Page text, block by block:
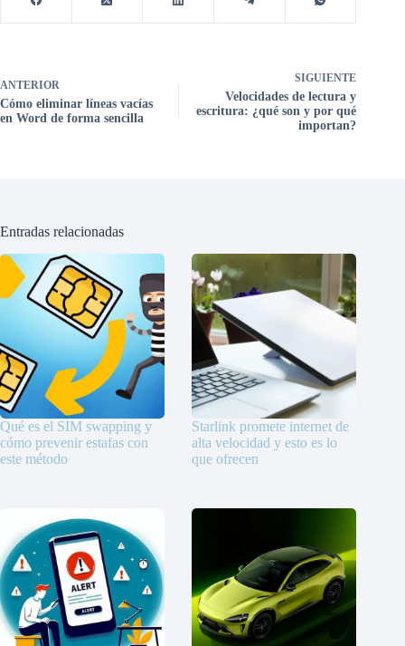
ANTERIOR
Cómo eliminar líneas vacías
en Word de forma sencilla
SIGUIENTE
Velocidades de lectura y
escritura: ¿qué son y por qué
importan?
Entradas relacionadas
Qué es el SIM swapping y
cómo prevenir estafas con
este método
Starlink promete internet de
alta velocidad y esto es lo
que ofrecen